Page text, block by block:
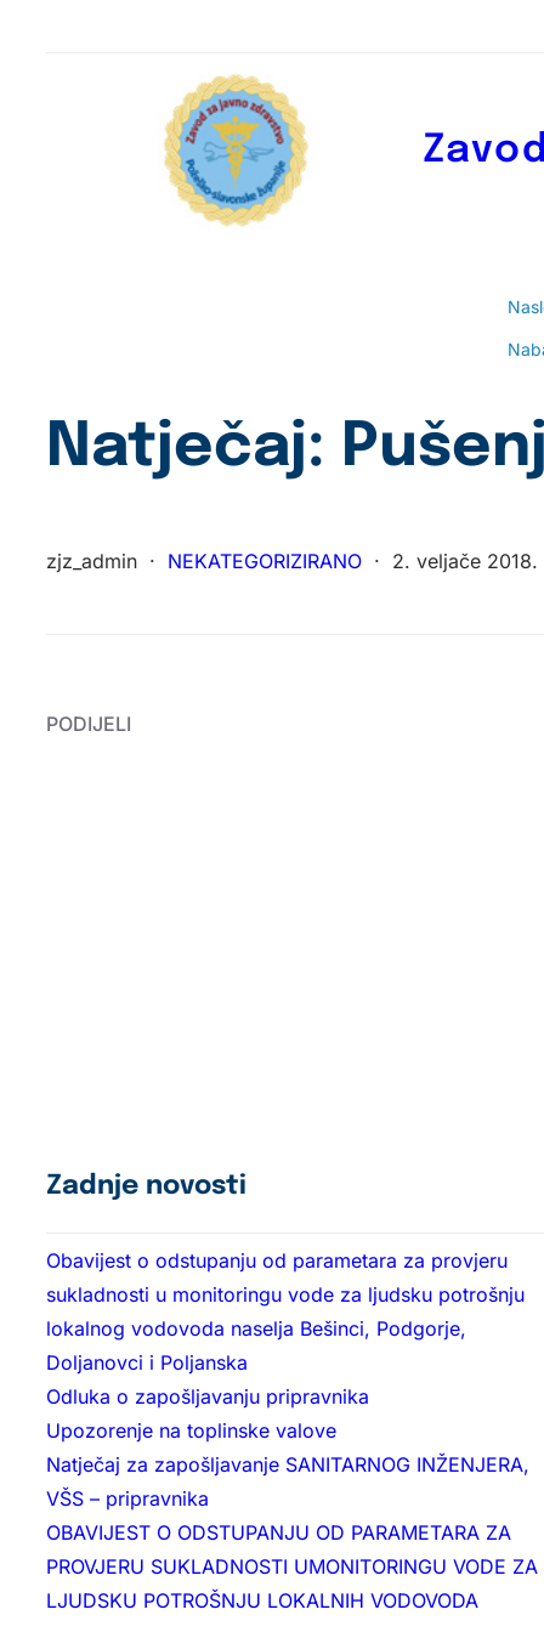
Natječaj:
zjz_admin · NEKATEGORIZIRANO · 2. veljače 2018.
PODIJELI
Zadnje novosti
Obavijest o odstupanju od parametara za provjeru
sukladnosti u monitoringu vode za ljudsku potrošnju
lokalnog vodovoda naselja Bešinci, Podgorje,
Doljanovci i Poljanska
Odluka o zapošljavanju pripravnika
Upozorenje na toplinske valove
Natječaj za zapošljavanje SANITARNOG INŽENJERA,
VŠS – pripravnika
OBAVIJEST O ODSTUPANJU OD PARAMETARA ZA
PROVJERU SUKLADNOSTI UMONITORINGU VODE ZA
LJUDSKU POTROŠNJU LOKALNIH VODOVODA